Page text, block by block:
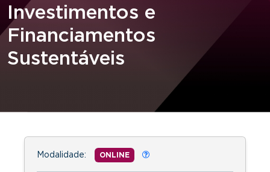
Investimentos e
Financiamentos
Sustentáveis
Modalidade: ONLINE